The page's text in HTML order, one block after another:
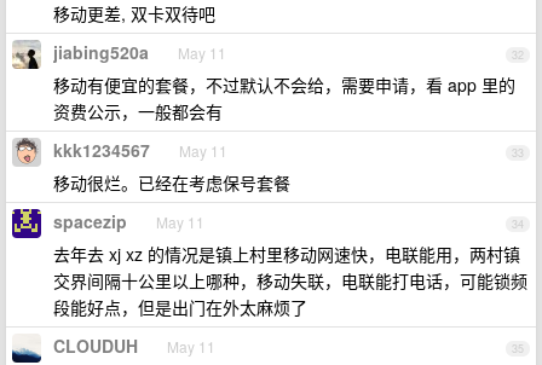
移动更差, 双卡双待吧
32
jiabing520a May 11
移动有便宜的套餐，不过默认不会给，需要申请，看 app 里的
资费公示，一般都会有
33
kkk1234567 May 11
移动很烂。已经在考虑保号套餐
34
spacezip May 11
去年去 xj xz 的情况是镇上村里移动网速快，电联能用，两村镇
交界间隔十公里以上哪种，移动失联，电联能打电话，可能锁频
段能好点，但是出门在外太麻烦了
35
CLOUDUH May 11